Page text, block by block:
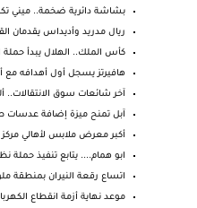
بشاشة دائرية ضخمة.. ميني
ريال مدريد وأديداس يقدمان
كأس الملك.. الهلال يبدأ حملة
هافيرتز يسجل أول أهدافه
آخر شائعات سوق الانتقالات..
آبل تمنح ميزة إضافة عدسات
أكبر معرض ملابس لأهالي
ابو همام.... يتابع تنفيذ حملة
اتساع رقعة النيران بمنطقة
موعد نهاية أزمة انقطاع